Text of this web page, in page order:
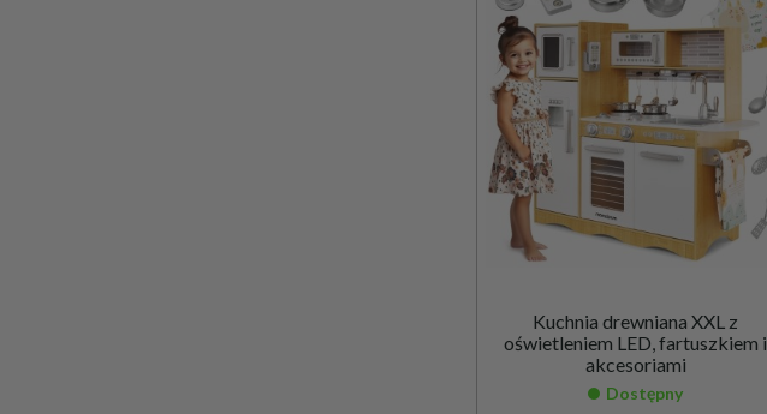
Kuchnia drewniana XXL z
oświetleniem LED, fartuszkiem i
akcesoriami
Dostępny